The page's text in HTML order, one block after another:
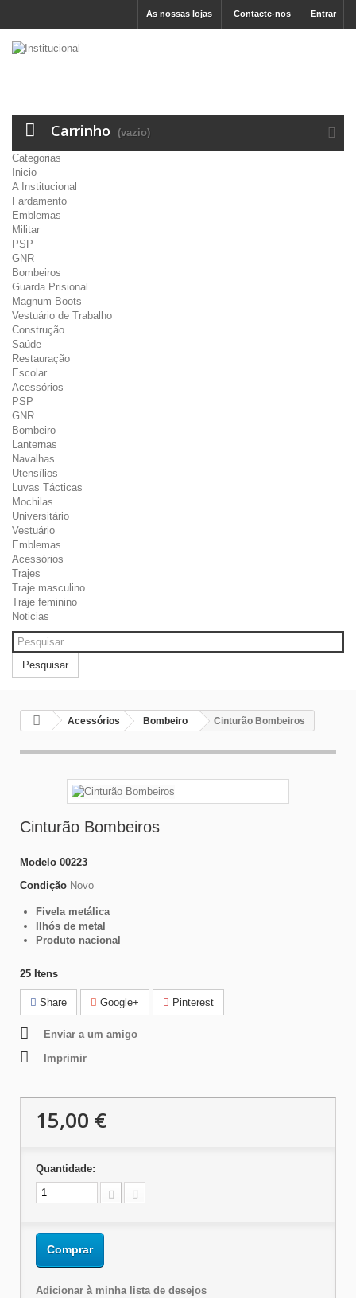
Entrar
Contacte-nos
As nossas lojas
Carrinho (vazio)
Categorias
Inicio
A Institucional
Fardamento
Emblemas
Militar
PSP
GNR
Bombeiros
Guarda Prisional
Magnum Boots
Vestuário de Trabalho
Construção
Saúde
Restauração
Escolar
Acessórios
PSP
GNR
Bombeiro
Lanternas
Navalhas
Utensílios
Luvas Tácticas
Mochilas
Universitário
Vestuário
Emblemas
Acessórios
Trajes
Traje masculino
Traje feminino
Noticias
Pesquisar
Acessórios Bombeiro Cinturão Bombeiros
Cinturão Bombeiros
Modelo 00223
Condição Novo
Fivela metálica
Ilhós de metal
Produto nacional
25 Itens
Share Google+ Pinterest
Enviar a um amigo
Imprimir
15,00 €
Quantidade:
Comprar
Adicionar à minha lista de desejos